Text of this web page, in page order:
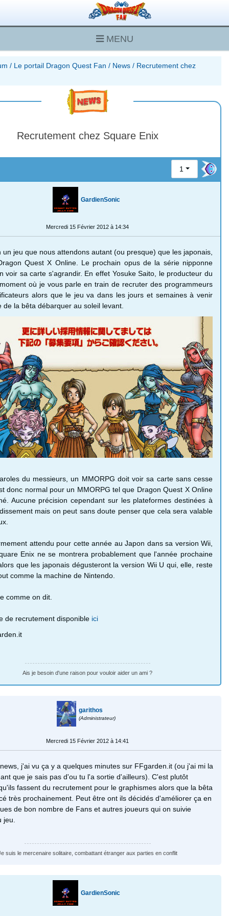
MENU
/ Le portail Dragon Quest Fan / News / Recrutement chez
Recrutement chez Square Enix
1
GardienSonic
Mercredi 15 Février 2012 à 14:34
un jeu que nous attendons autant (ou presque) que les japonais,
Quest X Online. Le prochain opus de la série nipponne
voir sa carte s'agrandir. En effet Yosuke Saito, le producteur du
où je vous parle en train de recruter des programmeurs
alors que le jeu va dans les jours et semaines à venir
de la bêta débarquer au soleil levant.
du messieurs, un MMORPG doit voir sa carte sans cesse
donc normal pour un MMORPG tel que Dragon Quest X Online
Aucune précision cependant sur les plateformes destinées à
mais on peut sans doute penser que cela sera valable
attendu pour cette année au Japon dans sa version Wii,
Enix ne se montrera probablement que l'année prochaine
que les japonais dégusteront la version Wii U qui, elle, reste
comme la machine de Nintendo.
comme on dit.
de recrutement disponible ici
Ais je besoin d'une raison pour vouloir aider un ami ?
garithos
(Administrateur)
Mercredi 15 Février 2012 à 14:41
j'ai vu ça y a quelques minutes sur FFgarden.it (ou j'ai mi la
que je sais pas d'ou tu l'a sortie d'ailleurs). C'est plutôt
fassent du recrutement pour le graphismes alors que la bêta
très prochainement. Peut être ont ils décidés d'améliorer ça en
de bon nombre de Fans et autres joueurs qui on suivie
jeu.
suis le mercenaire solitaire, combattant étranger aux parties en conflit
GardienSonic